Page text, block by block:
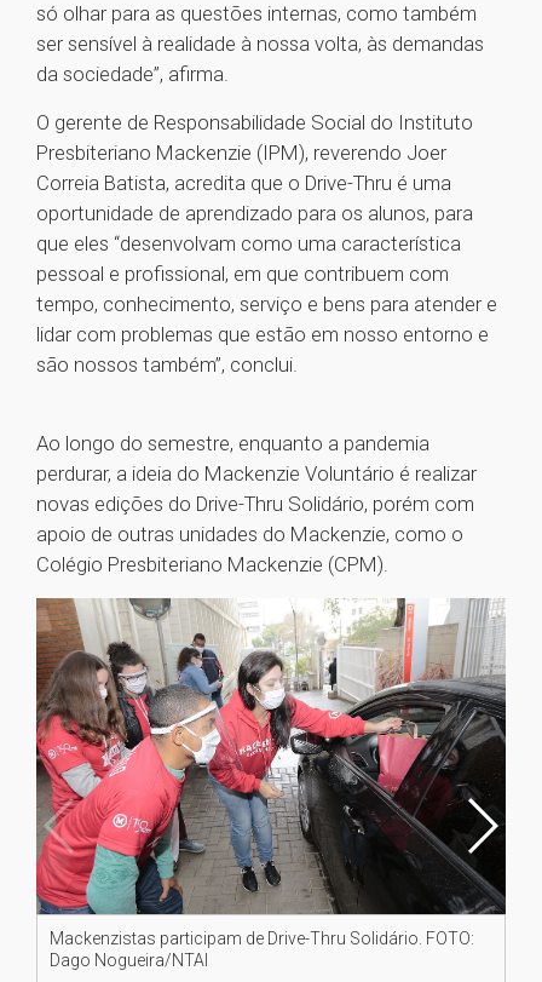
só olhar para as questões internas, como também
ser sensível à realidade à nossa volta, às demandas
da sociedade”, afirma.
O gerente de Responsabilidade Social do Instituto
Presbiteriano Mackenzie (IPM), reverendo Joer
Correia Batista, acredita que o Drive-Thru é uma
oportunidade de aprendizado para os alunos, para
que eles “desenvolvam como uma característica
pessoal e profissional, em que contribuem com
tempo, conhecimento, serviço e bens para atender e
lidar com problemas que estão em nosso entorno e
são nossos também”, conclui.
Ao longo do semestre, enquanto a pandemia
perdurar, a ideia do Mackenzie Voluntário é realizar
novas edições do Drive-Thru Solidário, porém com
apoio de outras unidades do Mackenzie, como o
Colégio Presbiteriano Mackenzie (CPM).
Mackenzistas participam de Drive-Thru Solidário. FOTO:
Dago Nogueira/NTAI